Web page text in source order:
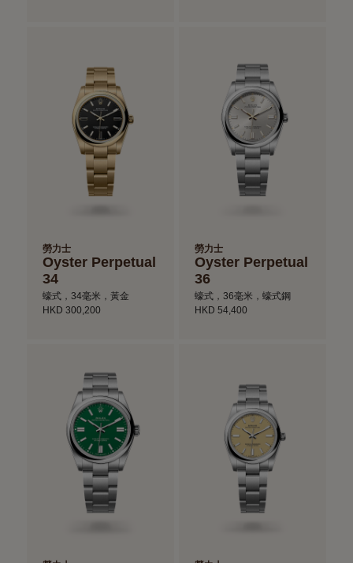
勞力士
Oyster Perpetual
34
蠔式，34毫米，黃金
HKD 300,200
勞力士
Oyster Perpetual
36
蠔式，36毫米，蠔式鋼
HKD 54,400